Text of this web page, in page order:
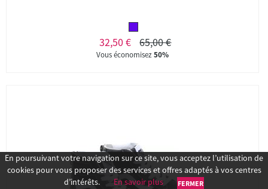
32,50 € 65,00 €
Vous économisez50%
En poursuivant votre navigation sur ce site, vous acceptez l’utilisation de
cookies pour vous proposer des services et offres adaptés à vos centres
d’intérêts.
En savoir plus FERMER